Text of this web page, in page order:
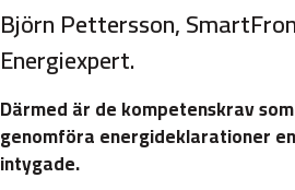
Björn Pettersson,
Energiexpert.
Därmed är de kompetenskrav
genomföra energideklarationer
intygade.